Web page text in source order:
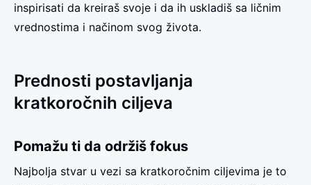
inspirisati da kreiraš svoje i da ih uskladiš sa ličnim
vrednostima i načinom svog života.
Prednosti postavljanja
kratkoročnih ciljeva
Pomažu ti da održiš fokus
Najbolja stvar u vezi sa kratkoročnim ciljevima je to